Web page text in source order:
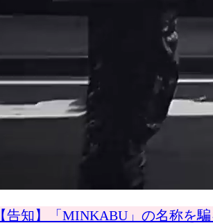
【告知】「MINKABU」の名称を